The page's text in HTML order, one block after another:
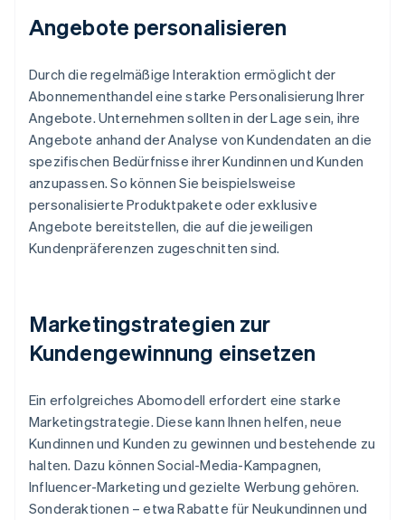
Angebote personalisieren
Durch die regelmäßige Interaktion ermöglicht der
Abonnementhandel eine starke Personalisierung Ihrer
Angebote. Unternehmen sollten in der Lage sein, ihre
Angebote anhand der Analyse von Kundendaten an die
spezifischen Bedürfnisse ihrer Kundinnen und Kunden
anzupassen. So können Sie beispielsweise
personalisierte Produktpakete oder exklusive
Angebote bereitstellen, die auf die jeweiligen
Kundenpräferenzen zugeschnitten sind.
Marketingstrategien zur
Kundengewinnung einsetzen
Ein erfolgreiches Abomodell erfordert eine starke
Marketingstrategie. Diese kann Ihnen helfen, neue
Kundinnen und Kunden zu gewinnen und bestehende zu
halten. Dazu können Social-Media-Kampagnen,
Influencer-Marketing und gezielte Werbung gehören.
Sonderaktionen – etwa Rabatte für Neukundinnen und